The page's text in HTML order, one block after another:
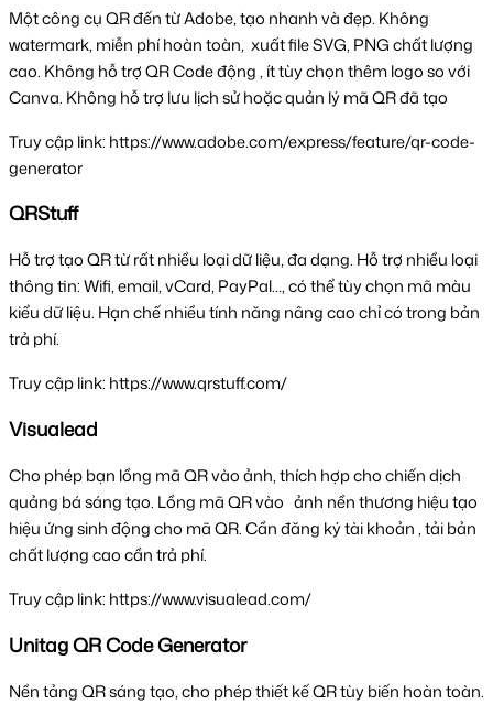
Một công cụ QR đến từ Adobe, tạo nhanh và đẹp. Không
watermark, miễn phí hoàn toàn,  xuất file SVG, PNG chất lượng
cao. Không hỗ trợ QR Code động , ít tùy chọn thêm logo so với
Canva. Không hỗ trợ lưu lịch sử hoặc quản lý mã QR đã tạo
Truy cập link: https://www.adobe.com/express/feature/qr-code-
generator
QRStuff
Hỗ trợ tạo QR từ rất nhiều loại dữ liệu, đa dạng. Hỗ trợ nhiều loại
thông tin: Wifi, email, vCard, PayPal…, có thể tùy chọn mã màu
kiểu dữ liệu. Hạn chế nhiều tính năng nâng cao chỉ có trong bản
trả phí.
Truy cập link: https://www.qrstuff.com/
Visualead
Cho phép bạn lồng mã QR vào ảnh, thích hợp cho chiến dịch
quảng bá sáng tạo. Lồng mã QR vào   ảnh nền thương hiệu tạo
hiệu ứng sinh động cho mã QR. Cần đăng ký tài khoản , tải bản
chất lượng cao cần trả phí.
Truy cập link: https://www.visualead.com/
Unitag QR Code Generator
Nền tảng QR sáng tạo, cho phép thiết kế QR tùy biến hoàn toàn.